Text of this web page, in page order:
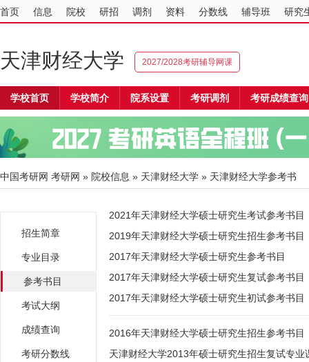
首页 信息 院校 研招 调剂 资料 分数线 辅导班 研究
天津财经大学 2027/2028考研辅导网课
学校首页 学校简介 院系设置 考研调剂 考研成绩查询
中国考研网 考研网 » 院校信息 » 天津财经大学 » 天津财经大学参考书
招生简章
专业目录
参考书目
考试大纲
成绩查询
考研分数线
2021年天津财经大学硕士研究生考试参考书目
2019年天津财经大学硕士研究生招生参考书目
2017年天津财经大学硕士研究生参考书目
2017年天津财经大学硕士研究生复试参考书目
2017年天津财经大学硕士研究生初试参考书目
2016年天津财经大学硕士研究生招生参考书目
天津财经大学2013年硕士研究生招生复试专业